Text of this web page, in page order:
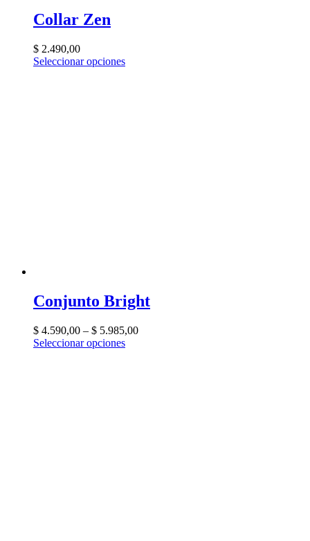
Collar Zen
$ 2.490,00
Seleccionar opciones
Conjunto Bright
$ 4.590,00 – $ 5.985,00
Seleccionar opciones